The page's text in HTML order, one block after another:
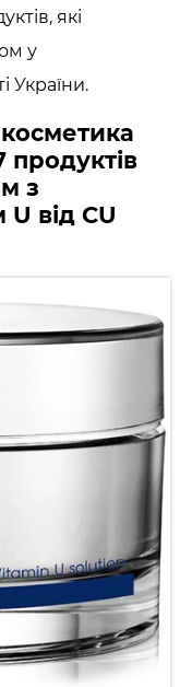
які
у
України.
продуктів
з
від CU